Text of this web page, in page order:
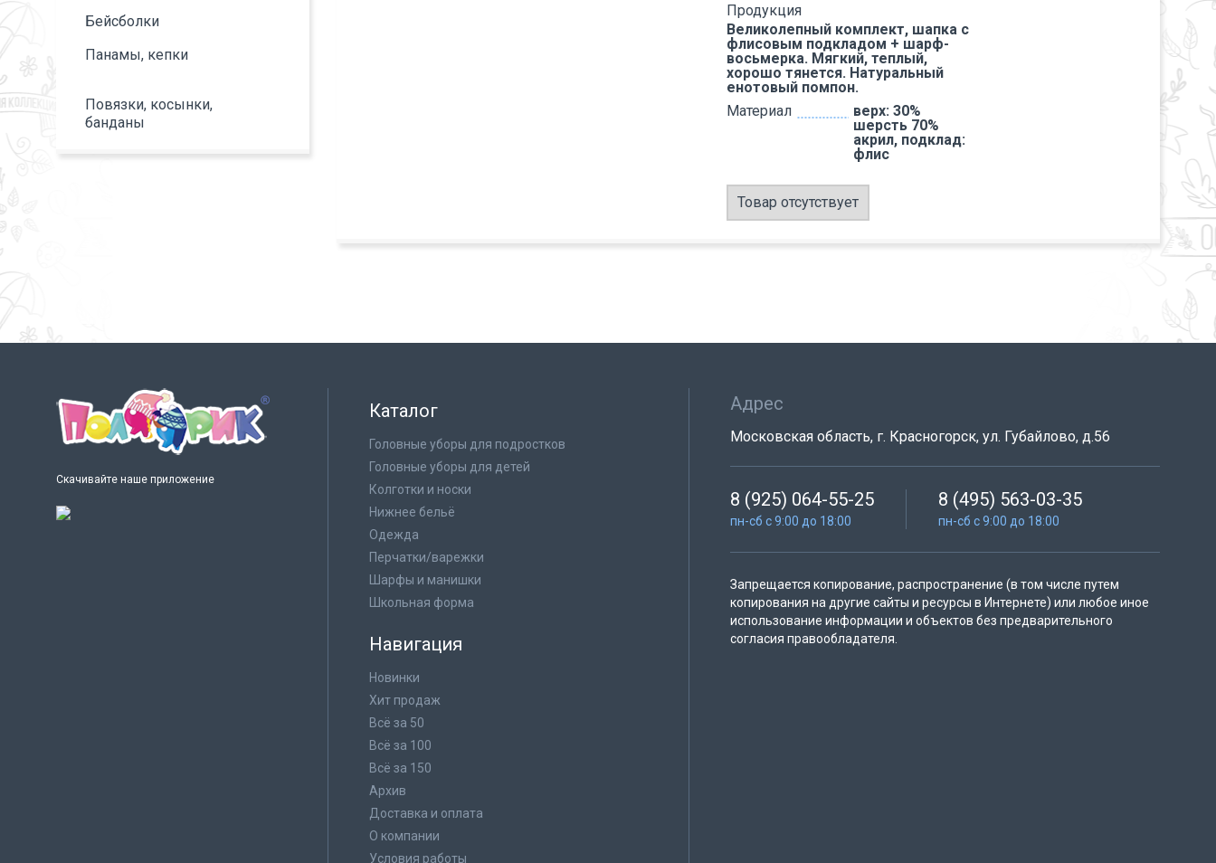
Бейсболки
Панамы, кепки
Повязки, косынки,
банданы
Продукция
Великолепный комплект, шапка с
флисовым подкладом + шарф-
восьмерка. Мягкий, теплый,
хорошо тянется. Натуральный
енотовый помпон.
Материал
верх: 30%
шерсть 70%
акрил, подклад:
флис
Товар отсутствует
Скачивайте наше приложение
Каталог
Головные уборы для подростков
Головные уборы для детей
Колготки и носки
Нижнее бельё
Одежда
Перчатки/варежки
Шарфы и манишки
Школьная форма
Навигация
Новинки
Хит продаж
Всё за 50
Всё за 100
Всё за 150
Архив
Доставка и оплата
О компании
Условия работы
Адрес
Московская область, г. Красногорск, ул. Губайлово, д.56
8 (925) 064-55-25
пн-сб с 9:00 до 18:00
8 (495) 563-03-35
пн-сб с 9:00 до 18:00
Запрещается копирование, распространение (в том числе путем
копирования на другие сайты и ресурсы в Интернете) или любое иное
использование информации и объектов без предварительного
согласия правообладателя.